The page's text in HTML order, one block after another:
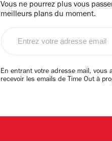
Vous ne pourrez plus vous
meilleurs plans du moment.
email
En entrant votre adresse mail, vous
recevoir les emails de Time Out à